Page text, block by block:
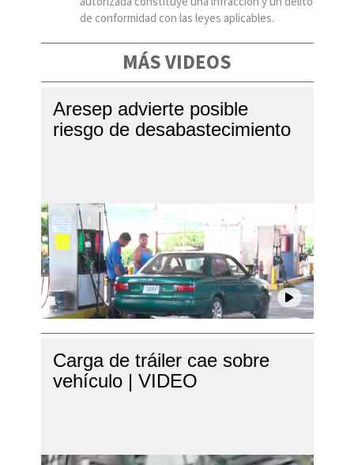
de conformidad con las leyes aplicables.
MÁS VIDEOS
Aresep advierte posible
riesgo de desabastecimiento
Carga de tráiler cae sobre
vehículo | VIDEO